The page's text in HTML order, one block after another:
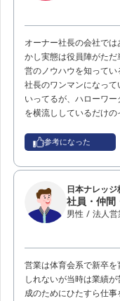
オーナー社長の会社で
かし実態は役員陣がた
営のノウハウを知って
社長のワンマンになって
いってるが、ハローワ
を横流ししているだけの
参考になった
日本ナレッジ
社員・仲間
男性 / 法人営
営業は体育会系で新卒を
しれないが当時は業績
成のためにひたすら仕